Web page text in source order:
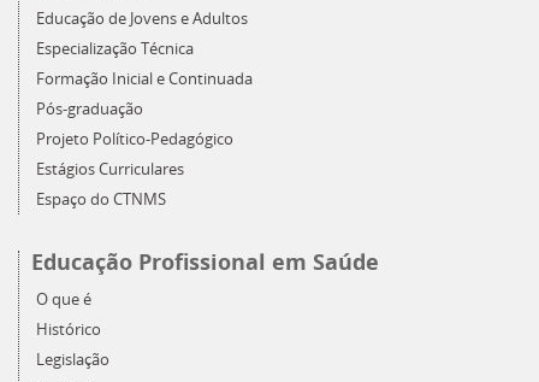
Educação de Jovens e Adultos
Especialização Técnica
Formação Inicial e Continuada
Pós-graduação
Projeto Político-Pedagógico
Estágios Curriculares
Espaço do CTNMS
Educação Profissional em Saúde
O que é
Histórico
Legislação